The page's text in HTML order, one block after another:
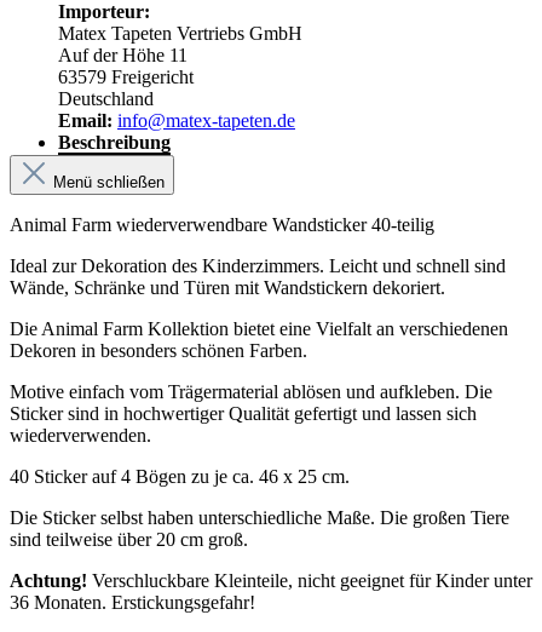
Importeur:
Matex Tapeten Vertriebs GmbH
Auf der Höhe 11
63579 Freigericht
Deutschland
Email: info@matex-tapeten.de
Beschreibung
Menü schließen
Animal Farm wiederverwendbare Wandsticker 40-teilig
Ideal zur Dekoration des Kinderzimmers. Leicht und schnell sind
Wände, Schränke und Türen mit Wandstickern dekoriert.
Die Animal Farm Kollektion bietet eine Vielfalt an verschiedenen
Dekoren in besonders schönen Farben.
Motive einfach vom Trägermaterial ablösen und aufkleben. Die
Sticker sind in hochwertiger Qualität gefertigt und lassen sich
wiederverwenden.
40 Sticker auf 4 Bögen zu je ca. 46 x 25 cm.
Die Sticker selbst haben unterschiedliche Maße. Die großen Tiere
sind teilweise über 20 cm groß.
Achtung! Verschluckbare Kleinteile, nicht geeignet für Kinder unter
36 Monaten. Erstickungsgefahr!